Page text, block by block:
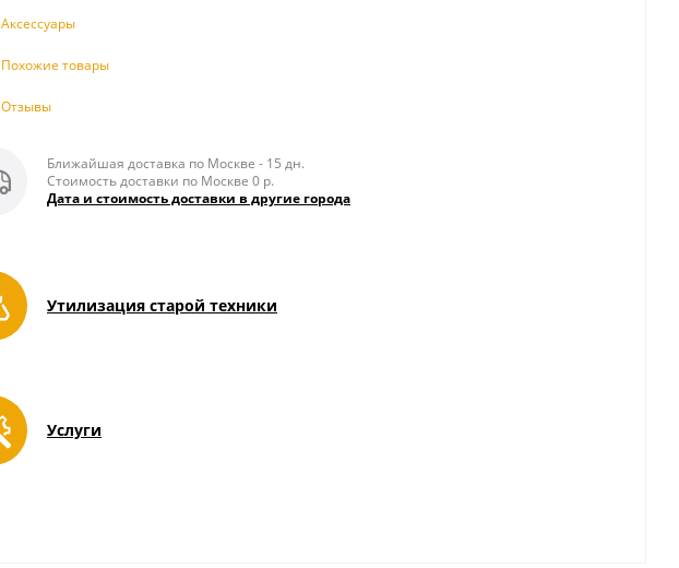
Аксесcуары
Похожие товары
Отзывы
Ближайшая доставка по Москве - 15 дн.
Стоимость доставки по Москве 0 р.
Дата и стоимость доставки в другие города
Утилизация старой техники
Услуги